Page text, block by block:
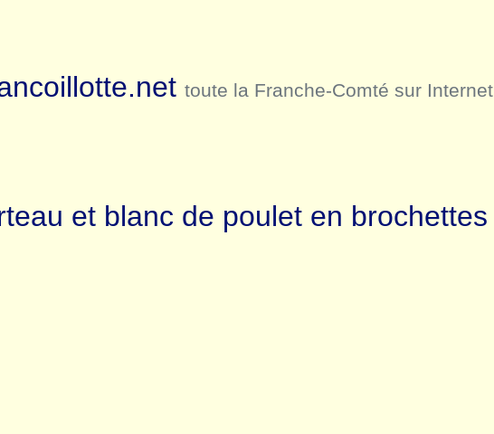
toute la Franche-Comté sur Internet
et blanc de poulet en brochettes